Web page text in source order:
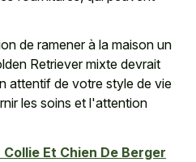
de ramener à la maison un
Retriever mixte devrait
attentif de votre style de vie
les soins et l'attention
Et Chien De Berger